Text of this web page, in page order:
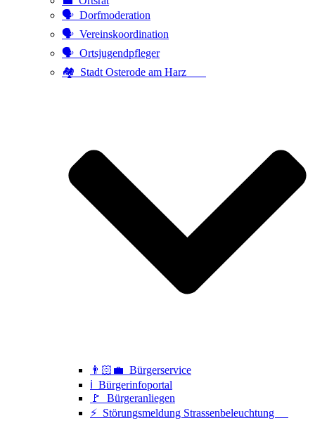
🗣️ Dorfmoderation
🗣️ Vereinskoordination
🗣️ Ortsjugendpfleger
🏘️ Stadt Osterode am Harz
👨🏻‍💼 Bürgerservice
ℹ️ Bürgerinfoportal
🚩 Bürgeranliegen
⚡ Störungsmeldung Strassenbeleuchtung